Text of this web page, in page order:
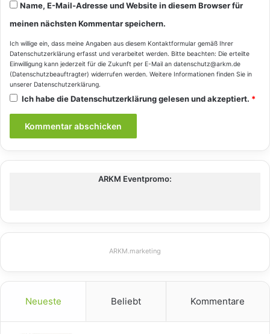
Name, E-Mail-Adresse und Website in diesem Browser für
meinen nächsten Kommentar speichern.
Ich willige ein, dass meine Angaben aus diesem Kontaktformular gemäß Ihrer
Datenschutzerklärung erfasst und verarbeitet werden. Bitte beachten: Die erteilte
Einwilligung kann jederzeit für die Zukunft per E-Mail an datenschutz@arkm.de
(Datenschutzbeauftragter) widerrufen werden. Weitere Informationen finden Sie in
unserer Datenschutzerklärung.
Ich habe dieDatenschutzerklärunggelesen und akzeptiert. *
ARKM Eventpromo:
ARKM.marketing
Neueste Beliebt Kommentare